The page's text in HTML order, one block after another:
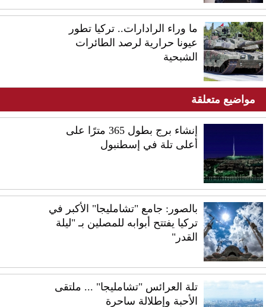
ما وراء الرادارات.. تركيا تطور
عيونا حرارية لرصد الطائرات
الشبحية
مواضيع متعلقة
إنشاء برج بطول 365 مترًا على
أعلى تلة في إسطنبول
بالصور: جامع "تشامليجا" الأكبر في
تركيا يفتتح أبوابه للمصلين بـ "ليلة
القدر"
تلة العرائس "تشامليجا" ... ملتقى
الأحبة وإطلالة ساحرة